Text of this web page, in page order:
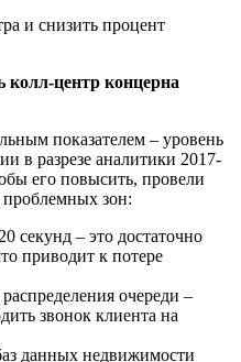
и снизить процент
колл-центр концерна
показателем – уровень
в разрезе аналитики 2017-
его повысить, провели
проблемных зон:
секунд – это достаточно
приводит к потере
очереди –
звонок клиента на
данных недвижимости